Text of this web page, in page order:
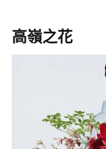
高嶺之花